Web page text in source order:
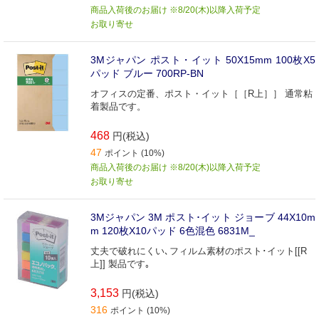
商品入荷後のお届け ※8/20(木)以降入荷予定
お取り寄せ
3Mジャパン ポスト・イット 50X15mm 100枚X5
パッド ブルー 700RP-BN
オフィスの定番、ポスト・イット［［R上］］ 通常粘
着製品です。
468 円(税込)
47 ポイント (10%)
商品入荷後のお届け ※8/20(木)以降入荷予定
お取り寄せ
3Mジャパン 3M ポスト･イット ジョーブ 44X10m
m 120枚X10パッド 6色混色 6831M_
丈夫で破れにくい､フィルム素材のポスト･イット[[R
上]] 製品です｡
3,153 円(税込)
316 ポイント (10%)